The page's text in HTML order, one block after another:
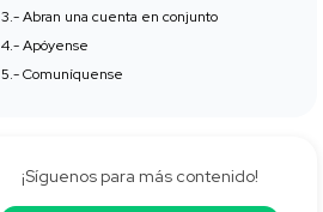
3.- Abran una cuenta en conjunto
4.- Apóyense
5.- Comuníquense
¡Síguenos para más contenido!